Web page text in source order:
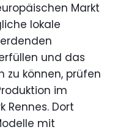
Markt
lokale
und das
zu können, prüfen
im
Rennes. Dort
mit